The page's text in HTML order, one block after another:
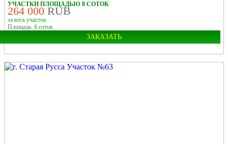
УЧАСТКИ ПЛОЩАДЬЮ 8 СОТОК
264 000 RUB
за весь участок
Площадь: 6 соток
ЗАКАЗАТЬ
Область: